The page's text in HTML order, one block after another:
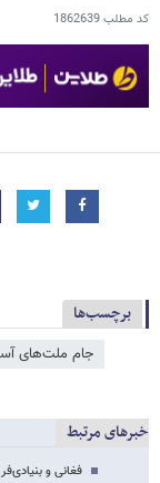
کد مطلب1862639
برچسب‌ها
جام ملت‌‌های
خبرهای مرتبط
فغانی و